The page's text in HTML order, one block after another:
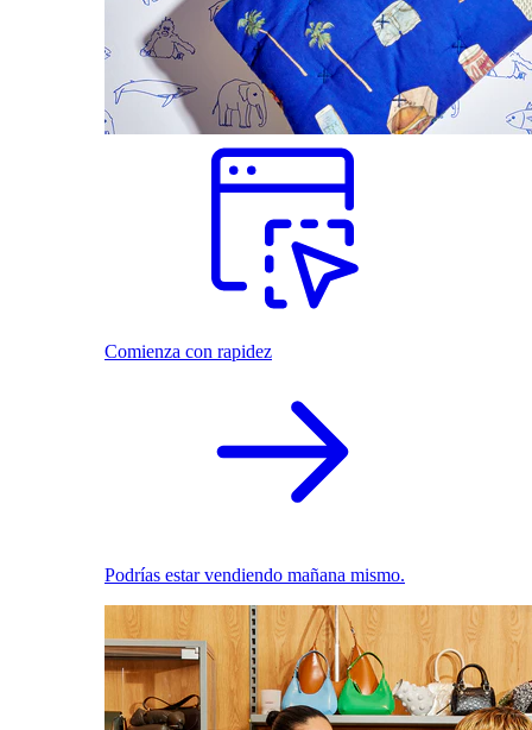
Comienza con rapidez
Podrías estar vendiendo mañana mismo.